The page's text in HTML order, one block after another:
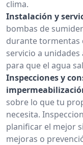
clima.
Instalación y
bombas de
durante tormentas
servicio a
para que el agua
Inspecciones y
sobre lo que tu
necesita.
planificar el mejor
mejoras o